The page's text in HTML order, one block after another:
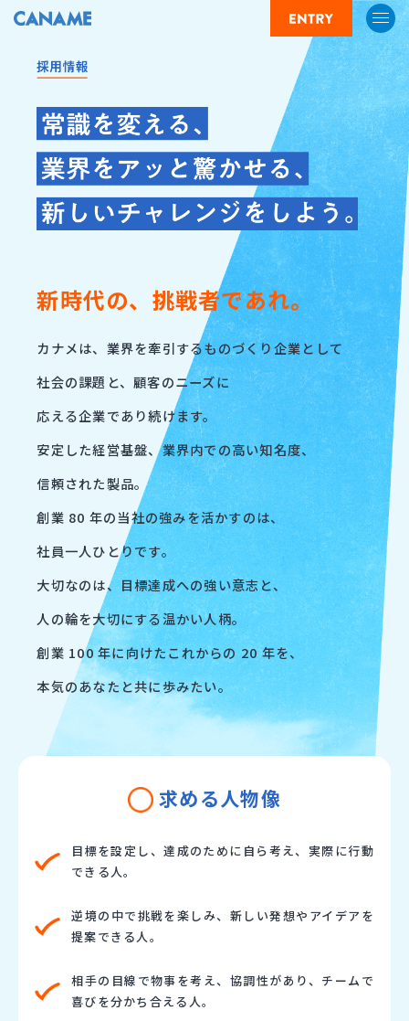
新時代の、挑戦者であれ。
カナメは、業界を牽引するものづくり企業として
社会の課題と、顧客のニーズに
応える企業であり続けます。
安定した経営基盤、業界内での高い知名度、
信頼された製品。
創業 80 年の当社の強みを活かすのは、
社員一人ひとりです。
大切なのは、目標達成への強い意志と、
人の輪を大切にする温かい人柄。
創業 100 年に向けたこれからの 20 年を、
本気のあなたと共に歩みたい。
求める人物像
目標を設定し、達成のために自ら考え、実際に行動
できる人。
逆境の中で挑戦を楽しみ、新しい発想やアイデアを
提案できる人。
相手の目線で物事を考え、協調性があり、チームで
喜びを分かち合える人。